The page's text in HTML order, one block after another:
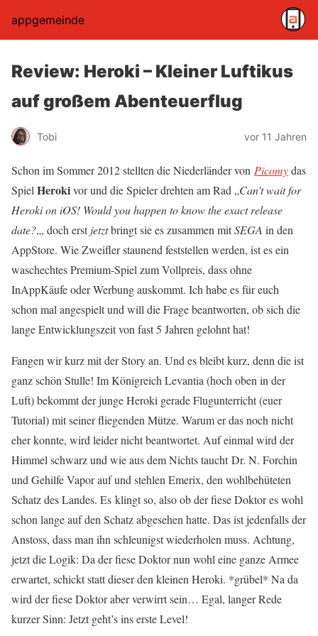
appgemeinde
Review: Heroki – Kleiner Luftikus
auf großem Abenteuerflug
Tobi vor 11 Jahren
Schon im Sommer 2012 stellten die Niederländer von Picomydas
Spiel Herokivor und die Spieler drehten am Rad „Can’t wait for
Heroki on iOS! Would you happen to know the exact release
date?„, doch erstjetztbringt sie es zusammen mitSEGA in den
AppStore. Wie Zweifler staunend feststellen werden, ist es ein
waschechtes Premium-Spiel zum Vollpreis, dass ohne
InAppKäufe oder Werbung auskommt. Ich habe es für euch
schon mal angespielt und will die Frage beantworten, ob sich die
lange Entwicklungszeit von fast 5 Jahren gelohnt hat!
Fangen wir kurz mit der Story an. Und es bleibt kurz, denn die ist
ganz schön Stulle! Im Königreich Levantia (hoch oben in der
Luft) bekommt der junge Heroki gerade Flugunterricht (euer
Tutorial) mit seiner fliegenden Mütze. Warum er das noch nicht
eher konnte, wird leider nicht beantwortet. Auf einmal wird der
Himmel schwarz und wie aus dem Nichts taucht Dr. N. Forchin
und Gehilfe Vapor auf und stehlen Emerix, den wohlbehüteten
Schatz des Landes. Es klingt so, also ob der fiese Doktor es wohl
schon lange auf den Schatz abgesehen hatte. Das ist jedenfalls der
Anstoss, dass man ihn schleunigst wiederholen muss. Achtung,
jetzt die Logik: Da der fiese Doktor nun wohl eine ganze Armee
erwartet, schickt statt dieser den kleinen Heroki. *grübel* Na da
wird der fiese Doktor aber verwirrt sein… Egal, langer Rede
kurzer Sinn: Jetzt geht’s ins erste Level!